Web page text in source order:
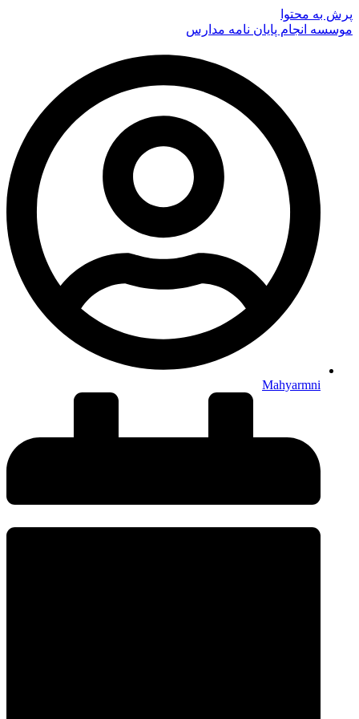
پرش به محتوا
موسسه انجام پایان نامه مدارس
Mahyarmni